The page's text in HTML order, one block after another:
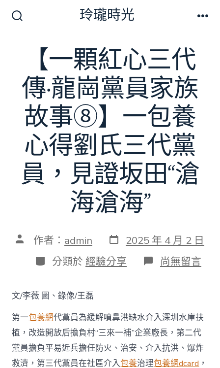
關
玲瓏時光
【一顆紅心三代
傳·龍崗黨員家族
故事⑧】一包養
心得劉氏三代黨
員，見證坂田“滄
海滄海”
文 作者： admin 發
表
日
期
2025 年 4 月 2 日
分
類
分類於 經驗分享 在
〈【一
三
代
傳
·
龍
崗
尚無留言
文/李薇 圖、錄像/王磊
第一包養網代黨員為緩解噴鼻港缺水介入深圳水庫扶
植，改造開放后擔負村“三來一補”企業廠長，第二代
黨員擔負平易近兵擔任防火、治安、介入抗洪、爆炸
救濟，第三代黨員在社區介入包養治理包養網dcard ，